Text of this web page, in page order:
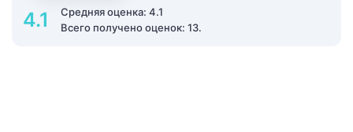
4.1
Средняя оценка: 4.1
Всего получено оценок: 13.